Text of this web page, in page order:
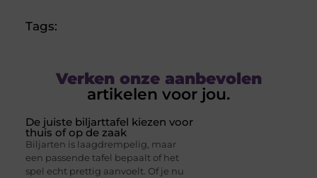
Tags:
Verken onze aanbevolen
artikelen voor jou.
De juiste biljarttafel kiezen voor
thuis of op de zaak
Biljarten is laagdrempelig, maar
een passende tafel bepaalt of het
spel echt prettig aanvoelt. Of je nu